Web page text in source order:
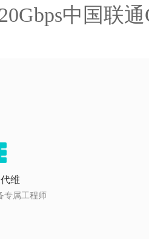
中国联
维
专属工程师